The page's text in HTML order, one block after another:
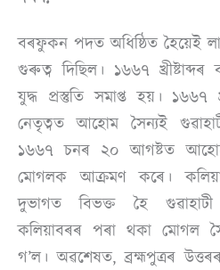
বৰফুকন পদত অধিষ্ঠিত হৈয়েই
গুৰুত্ব দিছিল। ১৬৬৭
যুদ্ধ প্ৰস্তুতি সমাপ্ত হয়। ১৬৬৭
নেতৃত্বত আহোম সৈন্যই
১৬৬৭ চনৰ ২০ আগষ্টত আহোমে
মোগলক আক্ৰমণ কৰে।
দুভাগত বিভক্ত হৈ
কলিয়াবৰৰ পৰা থকা মোগল
গ’ল। অৱশেষত, ব্ৰহ্মপুত্ৰৰ